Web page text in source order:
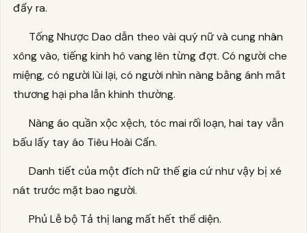
đẩy ra.
Tống Nhược Dao dẫn theo vài quý nữ và cung nhân
xông vào, tiếng kinh hô vang lên từng đợt. Có người che
miệng, có người lùi lại, có người nhìn nàng bằng ánh mắt
thương hại pha lẫn khinh thường.
Nàng áo quần xộc xệch, tóc mai rối loạn, hai tay vẫn
bấu lấy tay áo Tiêu Hoài Cẩn.
Danh tiết của một đích nữ thế gia cứ như vậy bị xé
nát trước mặt bao người.
Phủ Lễ bộ Tả thị lang mất hết thể diện.